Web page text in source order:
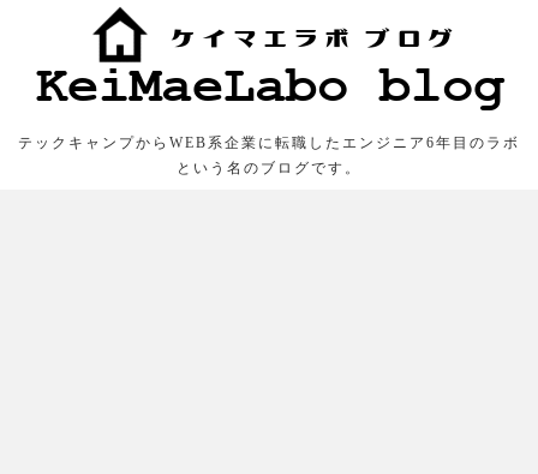
テックキャンプからWEB系企業に転職したエンジニア6年目のラボ
という名のブログです。